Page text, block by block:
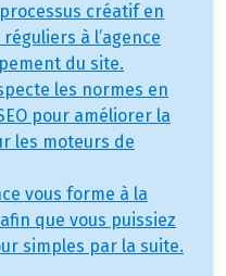
créatif en
à l’agence
du site.
les normes en
pour améliorer la
les moteurs de
vous forme à la
que vous puissiez
simples par la suite.